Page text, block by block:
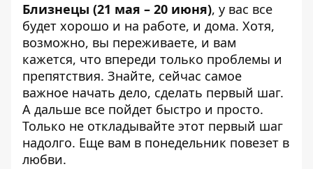
Близнецы (21 мая – 20 июня), у вас все
будет хорошо и на работе, и дома. Хотя,
возможно, вы переживаете, и вам
кажется, что впереди только проблемы и
препятствия. Знайте, сейчас самое
важное начать дело, сделать первый шаг.
А дальше все пойдет быстро и просто.
Только не откладывайте этот первый шаг
надолго. Еще вам в понедельник повезет в
любви.